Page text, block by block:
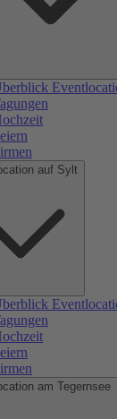
auf Sylt
am Tegernsee